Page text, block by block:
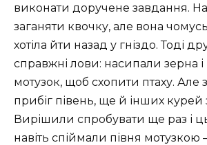
виконати доручене завдання.
заганяти квочку, але вона
хотіла йти назад у гніздо. Тоді
справжні лови: насипали зерна
мотузок, щоб схопити птаху. Але
прибіг півень, ще й інших курей
Вирішили спробувати ще раз і
навіть спіймали півня мотузкою